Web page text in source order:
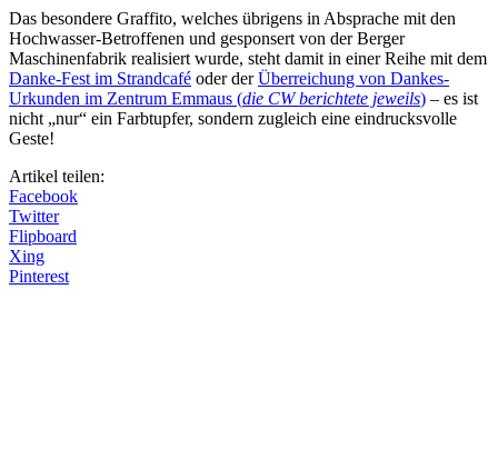
Das besondere Graffito, welches übrigens in Absprache mit den
Hochwasser-Betroffenen und gesponsert von der Berger
Maschinenfabrik realisiert wurde, steht damit in einer Reihe mit dem
Danke-Fest im Strandcafé oder derÜberreichung von Dankes-
Urkunden im Zentrum Emmaus (die CW berichtete jeweils) – es ist
nicht „nur“ ein Farbtupfer, sondern zugleich eine eindrucksvolle
Geste!
Artikel teilen:
Facebook
Twitter
Flipboard
Xing
Pinterest